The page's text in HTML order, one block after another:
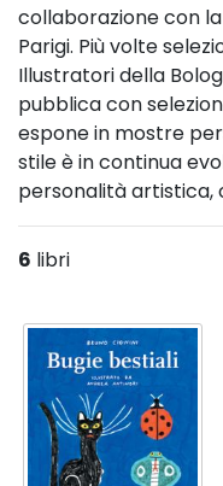
collaborazione con
Parigi. Più volte
Illustratori della
pubblica con
espone in mostre
stile è in continua
personalità artistica,
6 libri